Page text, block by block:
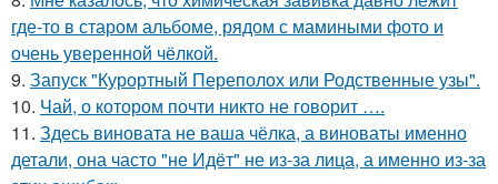
где-то в старом альбоме, рядом с мамиными фото и
очень уверенной чёлкой.
9. Запуск "Курортный Переполох или Родственные узы".
10. Чай, о котором почти никто не говорит ….
11. Здесь виновата не ваша чёлка, а виноваты именно
детали, она часто "не Идёт" не из-за лица, а именно из-за